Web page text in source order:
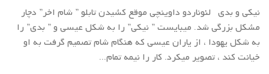
نیکی و بدی لئوناردو داوینچی موقع کشیدن تابلو ” شام اخر” دچار
مشکل بزرگی شد. میبایست ” نیکی” را به شکل عیسی و ” بدی” را
به شکل یهودا ، از یاران عیسی که هنگام شام تصمیم گرفت به او
خیانت کند ، تصویر میکرد. کار را نیمه تمام...